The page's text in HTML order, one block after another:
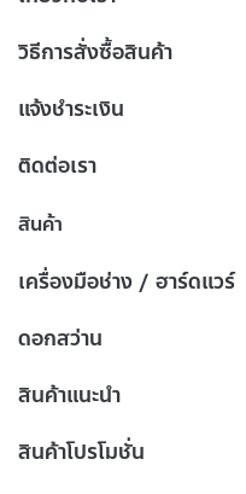
วิธีการสั่งซื้อสินค้า
แจ้งชำระเงิน
ติดต่อเรา
สินค้า
เครื่องมือช่าง / ฮาร์ดแวร์
ดอกสว่าน
สินค้าแนะนำ
สินค้าโปรโมชั่น